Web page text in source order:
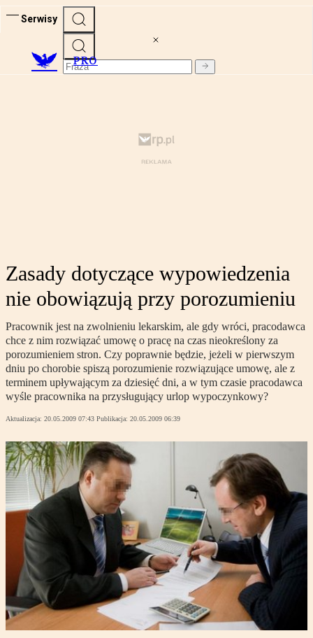
Serwisy
PRO
Zasady dotyczące wypowiedzenia
nie obowiązują przy porozumieniu
Pracownik jest na zwolnieniu lekarskim, ale gdy wróci, pracodawca
chce z nim rozwiązać umowę o pracę na czas nieokreślony za
porozumieniem stron. Czy poprawnie będzie, jeżeli w pierwszym
dniu po chorobie spiszą porozumienie rozwiązujące umowę, ale z
terminem upływającym za dziesięć dni, a w tym czasie pracodawca
wyśle pracownika na przysługujący urlop wypoczynkowy?
Aktualizacja: 20.05.2009 07:43 Publikacja: 20.05.2009 06:39